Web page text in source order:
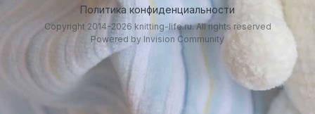
Политика конфиденциальности
Copyright 2014-2026 knitting-life.ru. All rights reserved
Powered by Invision Community